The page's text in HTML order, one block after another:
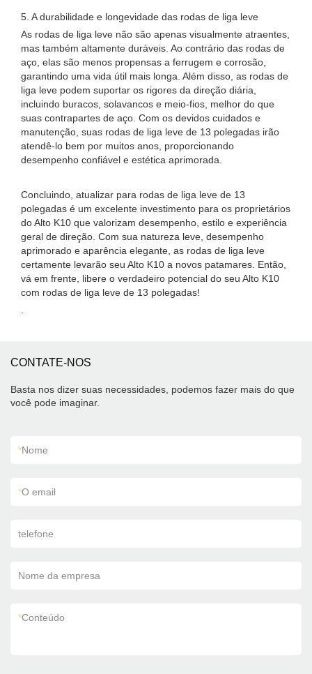
5. A durabilidade e longevidade das rodas de liga leve
As rodas de liga leve não são apenas visualmente atraentes,
mas também altamente duráveis. Ao contrário das rodas de
aço, elas são menos propensas a ferrugem e corrosão,
garantindo uma vida útil mais longa. Além disso, as rodas de
liga leve podem suportar os rigores da direção diária,
incluindo buracos, solavancos e meio-fios, melhor do que
suas contrapartes de aço. Com os devidos cuidados e
manutenção, suas rodas de liga leve de 13 polegadas irão
atendê-lo bem por muitos anos, proporcionando
desempenho confiável e estética aprimorada.
Concluindo, atualizar para rodas de liga leve de 13
polegadas é um excelente investimento para os proprietários
do Alto K10 que valorizam desempenho, estilo e experiência
geral de direção. Com sua natureza leve, desempenho
aprimorado e aparência elegante, as rodas de liga leve
certamente levarão seu Alto K10 a novos patamares. Então,
vá em frente, libere o verdadeiro potencial do seu Alto K10
com rodas de liga leve de 13 polegadas!
CONTATE-NOS
Basta nos dizer suas necessidades, podemos fazer mais do que
você pode imaginar.
*Nome
*O email
telefone
Nome da empresa
*Conteúdo